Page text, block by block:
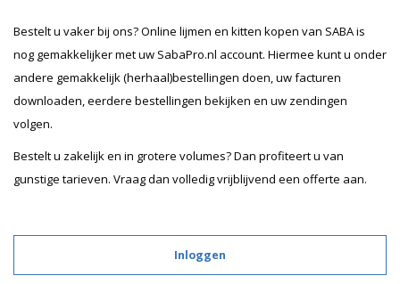
Bestelt u vaker bij ons? Online lijmen en kitten kopen van SABA is
nog gemakkelijker met uw SabaPro.nl account. Hiermee kunt u onder
andere gemakkelijk (herhaal)bestellingen doen, uw facturen
downloaden, eerdere bestellingen bekijken en uw zendingen
volgen.
Bestelt u zakelijk en in grotere volumes? Dan profiteert u van
gunstige tarieven. Vraag dan volledig vrijblijvend een offerte aan.
Inloggen